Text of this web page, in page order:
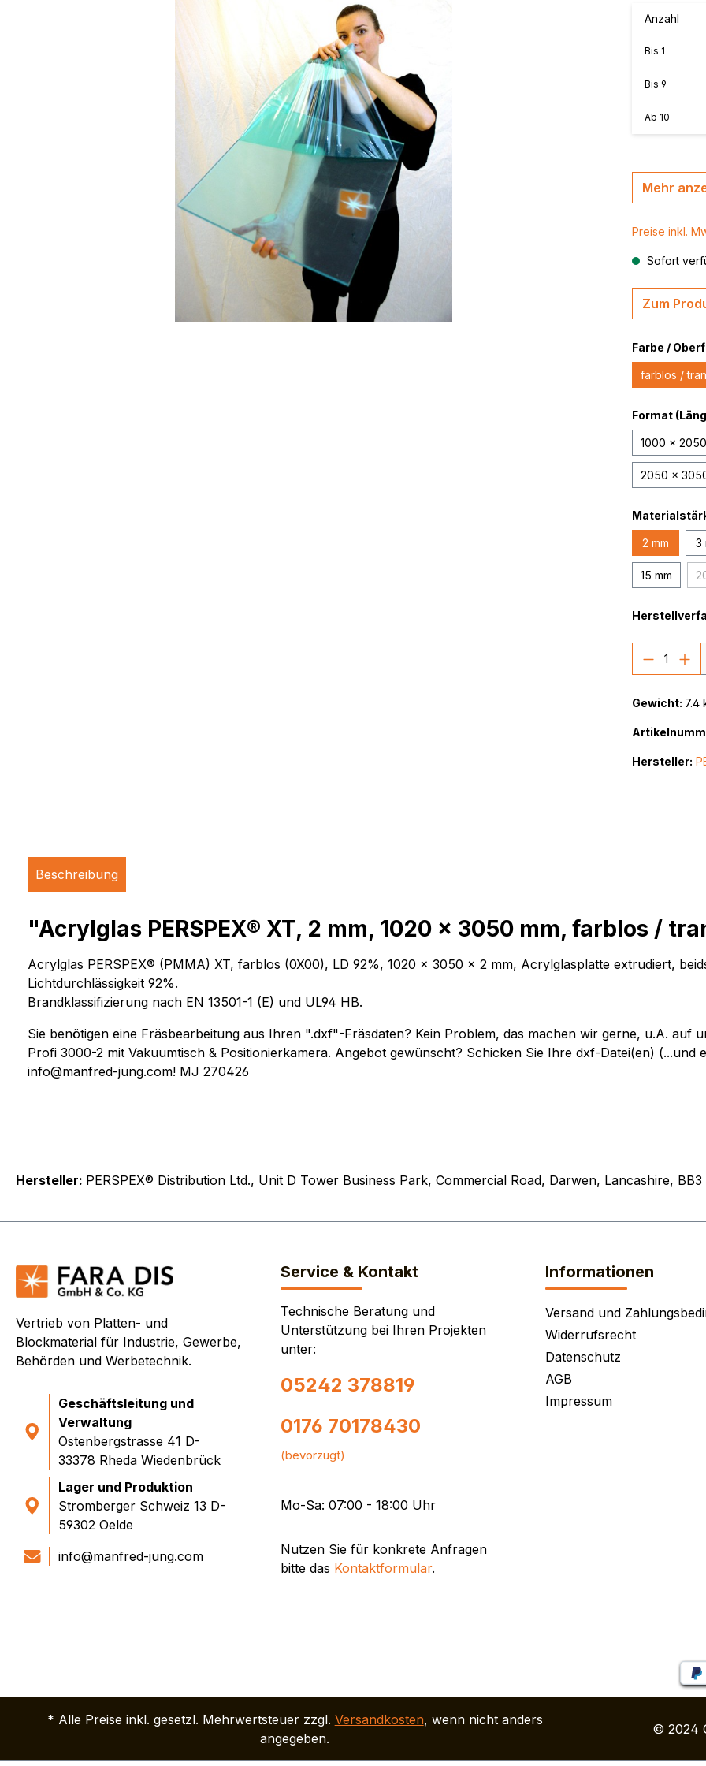
DIBOND® Spiegel außen, B-s2,
DIBOND®, Butlerfinish,
gebürstete Aluoptik, anthrazit /
MasterBond®,
silber gebürstet
MasterBond® Steel,
IEASY®BOND
Anzahl
Bis 1
Bis 9
Ab 10
Mehr
Preise inkl.
Sofort
Zum
Farbe /
farblos /
Format
1000 x
2050 x
2 mm 3
15 mm
Gewicht: 7.4
Hersteller:
Beschreibung
"Acrylglas PERSPEX® XT, 2 mm, 1020 x 3050 mm, farblos /
Acrylglas PERSPEX® (PMMA) XT, farblos (0X00), LD 92%, 1020 x 3050 x 2 mm, Acrylglasplatte extrudiert,
Lichtdurchlässigkeit 92%.
Brandklassifizierung nach EN 13501-1 (E) und UL94 HB.
Sie benötigen eine Fräsbearbeitung aus Ihren ".dxf"-Fräsdaten? Kein Problem, das machen wir gerne, u.A. auf
Profi 3000-2 mit Vakuumtisch & Positionierkamera. Angebot gewünscht? Schicken Sie Ihre dxf-Datei(en)
info@manfred-jung.com! MJ 270426
Hersteller: PERSPEX® Distribution Ltd., Unit D Tower Business Park, Commercial Road, Darwen, Lancashire,
Vertrieb von Platten- und
Blockmaterial für Industrie, Gewerbe,
Behörden und Werbetechnik.
Geschäftsleitung und
Verwaltung
Ostenbergstrasse 41 D-
33378 Rheda Wiedenbrück
Lager und Produktion
Stromberger Schweiz 13 D-
59302 Oelde
info@manfred-jung.com
Service & Kontakt
Technische Beratung und
Unterstützung bei Ihren Projekten
unter:
05242 378819
0176 70178430
(bevorzugt)
Mo-Sa: 07:00 - 18:00 Uhr
Nutzen Sie für konkrete Anfragen
bitte das Kontaktformular.
Informationen
Versand und
Widerrufsrecht
Datenschutz
AGB
Impressum
* Alle Preise inkl. gesetzl. Mehrwertsteuer zzgl. Versandkosten, wenn nicht anders
angegeben.
© 2024